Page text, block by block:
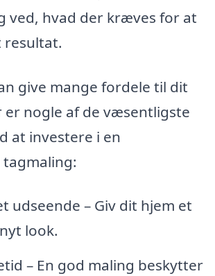
ved, hvad der kræves for at
resultat.
give mange fordele til dit
er nogle af de væsentligste
at investere i en
udseende – Giv dit hjem et
look.
– En god maling beskytter